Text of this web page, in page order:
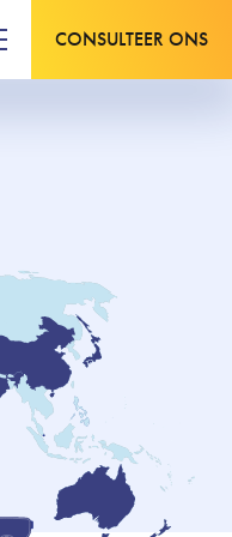
CONSULTEER ONS